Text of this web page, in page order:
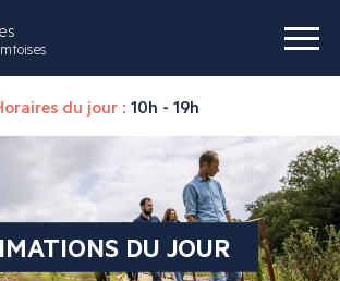
du jour : 10h - 19h
DU JOUR